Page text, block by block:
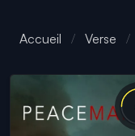
Accueil Verse